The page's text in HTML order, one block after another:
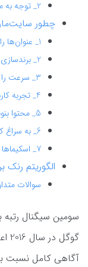
2_ توجه به مفهوم صفحه
چطور
1_ عنوان‌ها را بهینه کنید
2_ برندسازی کنید
3_ سرعت را بهینه کنید
4_ تجربه کاربری را بهینه کنید
5_ محتوا بنویسید!
6_ به سراغ کلمات طولانی بروید
7_ اسکیماها را اضافه کنید
الگوریتم رنک
سوالات
گوگل در سال 2016 اعلامش کرد. پس عملا
آگاهی کامل نسبت